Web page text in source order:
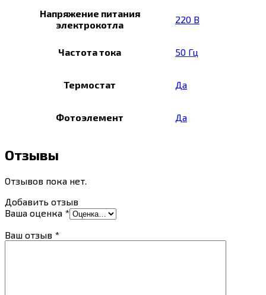
Напряжение питания
электрокотла
220 В
Частота тока 50 Гц
Термостат Да
Фотоэлемент Да
Отзывы
Отзывов пока нет.
Добавить отзыв
Ваша оценка *
Ваш отзыв *